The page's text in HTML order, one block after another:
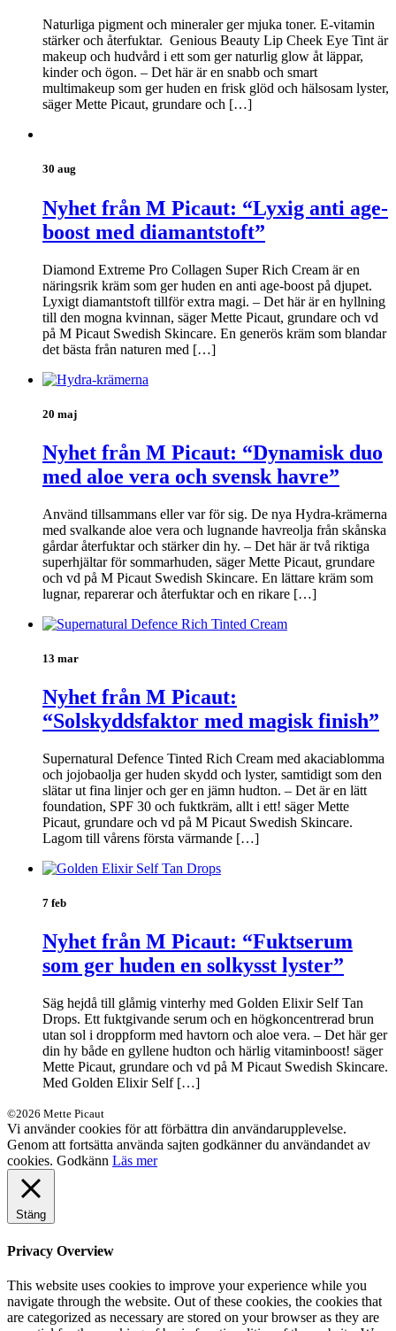
Naturliga pigment och mineraler ger mjuka toner. E-vitamin
stärker och återfuktar. Genious Beauty Lip Cheek Eye Tint är
makeup och hudvård i ett som ger naturlig glow åt läppar,
kinder och ögon. – Det här är en snabb och smart
multimakeup som ger huden en frisk glöd och hälsosam lyster,
säger Mette Picaut, grundare och […]
30 aug
Nyhet från M Picaut: “Lyxig anti age-
boost med diamantstoft”
Diamond Extreme Pro Collagen Super Rich Cream är en
näringsrik kräm som ger huden en anti age-boost på djupet.
Lyxigt diamantstoft tillför extra magi. – Det här är en hyllning
till den mogna kvinnan, säger Mette Picaut, grundare och vd
på M Picaut Swedish Skincare. En generös kräm som blandar
det bästa från naturen med […]
20 maj
Nyhet från M Picaut: “Dynamisk duo
med aloe vera och svensk havre”
Använd tillsammans eller var för sig. De nya Hydra-krämerna
med svalkande aloe vera och lugnande havreolja från skånska
gårdar återfuktar och stärker din hy. – Det här är två riktiga
superhjältar för sommarhuden, säger Mette Picaut, grundare
och vd på M Picaut Swedish Skincare. En lättare kräm som
lugnar, reparerar och återfuktar och en rikare […]
13 mar
Nyhet från M Picaut:
“Solskyddsfaktor med magisk finish”
Supernatural Defence Tinted Rich Cream med akaciablomma
och jojobaolja ger huden skydd och lyster, samtidigt som den
slätar ut fina linjer och ger en jämn hudton. – Det är en lätt
foundation, SPF 30 och fuktkräm, allt i ett! säger Mette
Picaut, grundare och vd på M Picaut Swedish Skincare.
Lagom till vårens första värmande […]
7 feb
Nyhet från M Picaut: “Fuktserum
som ger huden en solkysst lyster”
Säg hejdå till glåmig vinterhy med Golden Elixir Self Tan
Drops. Ett fuktgivande serum och en högkoncentrerad brun
utan sol i droppform med havtorn och aloe vera. – Det här ger
din hy både en gyllene hudton och härlig vitaminboost! säger
Mette Picaut, grundare och vd på M Picaut Swedish Skincare.
Med Golden Elixir Self […]
©2026 Mette Picaut
Vi använder cookies för att förbättra din användarupplevelse.
Genom att fortsätta använda sajten godkänner du användandet av
cookies. Godkänn Läs mer
Stäng
Privacy Overview
This website uses cookies to improve your experience while you
navigate through the website. Out of these cookies, the cookies that
are categorized as necessary are stored on your browser as they are